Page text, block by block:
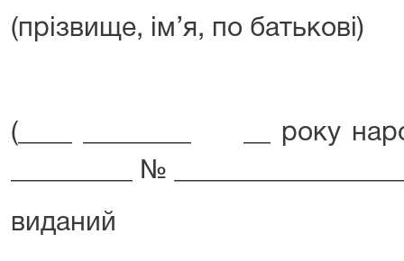
(прізвище, ім’я, по батькові)
(____ ________ __ року
_________ №
виданий